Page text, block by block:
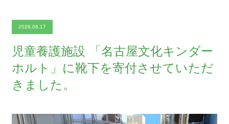
2026.06.17
児童養護施設 「名古屋文化キンダー
ホルト」に靴下を寄付させていただ
きました。